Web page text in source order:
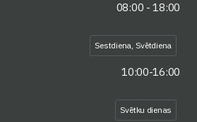
08:00 - 18:00
Sestdiena, Svētdiena
10:00-16:00
Svētku dienas